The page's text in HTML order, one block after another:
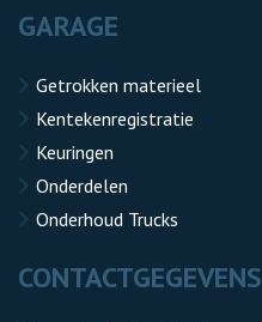
GARAGE
Getrokken materieel
Kentekenregistratie
Keuringen
Onderdelen
Onderhoud Trucks
CONTACTGEGEVENS